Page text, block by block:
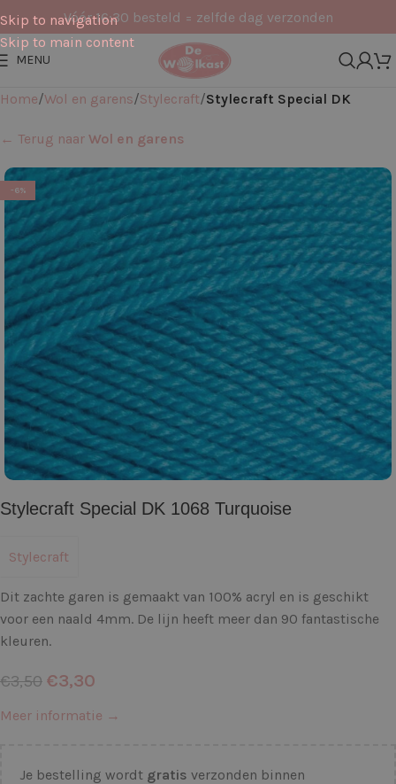
Skip to navigation
Skip to main content
Vóór 16:30 besteld = zelfde dag verzonden
MENU
Home Wol en garens Stylecraft Stylecraft Special DK
← Terug naar Wol en garens
-6%
Stylecraft Special DK 1068 Turquoise
Stylecraft
Dit zachte garen is gemaakt van 100% acryl en is geschikt
voor een naald 4mm. De lijn heeft meer dan 90 fantastische
kleuren.
€3,50 €3,30
Meer informatie →
Je bestelling wordt gratis verzonden binnen